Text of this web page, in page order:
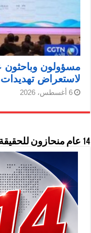
مسؤولون وباحثون
لاستعراض تهديدات
6 أغسطس، 2026
14 عام منحازون للحقيقة …